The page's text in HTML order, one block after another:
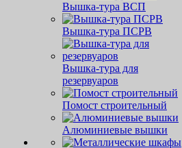
Вышка-тура ВСП
Вышка-тура ПСРВ
Вышка-тура для
резервуаров
Помост строительный
Алюминиевые вышки